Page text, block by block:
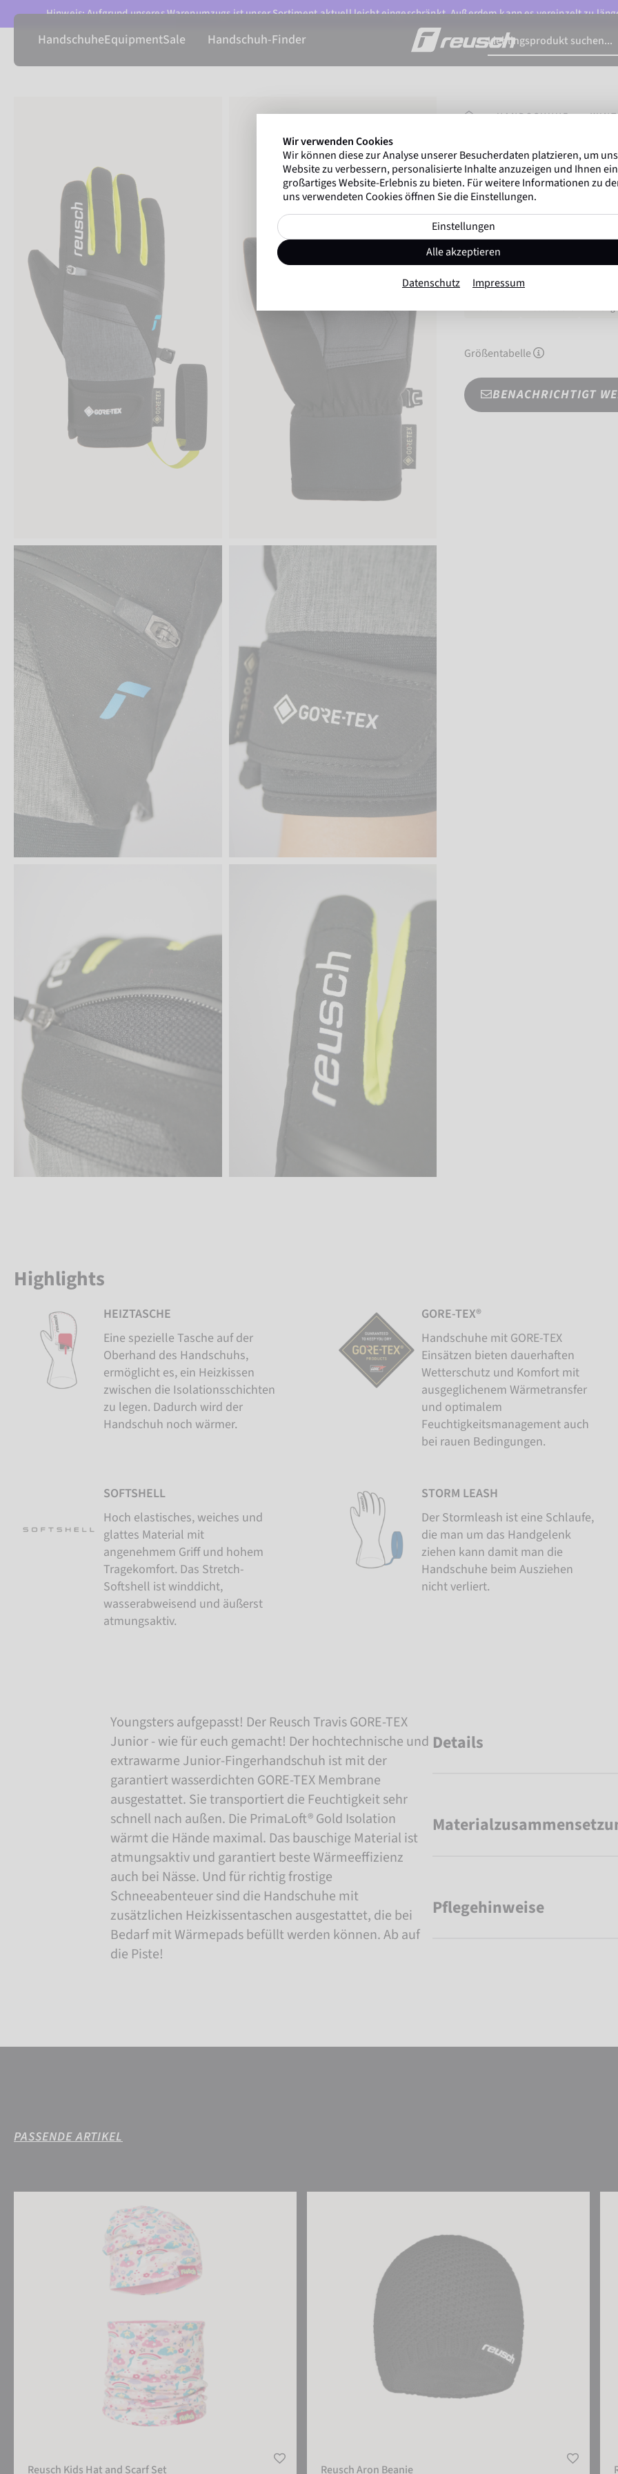
Hinweis: Aufgrund unseres Warenumzugs ist unser Sortiment aktuell leicht eingeschränkt. Außerdem kann es vereinzelt zu
HandschuheEquipmentSale Handschuh-Finder
STARTSEITEHANDSCHUHE
Marco Odermatt
und
Winterathletenweltweit
Reusch Travis
Artikel-Nr. 6261302
Größentabelle
BENACHRICHTIGT
Highlights
HEIZTASCHE
Eine spezielle Tasche auf der
Oberhand des Handschuhs,
ermöglicht es, ein Heizkissen
zwischen die Isolationsschichten
zu legen. Dadurch wird der
Handschuh noch wärmer.
GORE-TEX®
Handschuhe mit GORE-TEX
Einsätzen bieten dauerhaften
Wetterschutz und Komfort mit
ausgeglichenem Wärmetransfer
und optimalem
Feuchtigkeitsmanagement auch
bei rauen Bedingungen.
SOFTSHELL
Hoch elastisches, weiches und
glattes Material mit
angenehmem Griff und hohem
Tragekomfort. Das Stretch-
Softshell ist winddicht,
wasserabweisend und äußerst
atmungsaktiv.
STORM LEASH
Der Stormleash ist eine Schlaufe,
die man um das Handgelenk
ziehen kann damit man die
Handschuhe beim Ausziehen
nicht verliert.
Youngsters aufgepasst! Der Reusch Travis GORE-TEX
Junior - wie für euch gemacht! Der hochtechnische und
extrawarme Junior-Fingerhandschuh ist mit der
garantiert wasserdichten GORE-TEX Membrane
ausgestattet. Sie transportiert die Feuchtigkeit sehr
schnell nach außen. Die PrimaLoft® Gold Isolation
wärmt die Hände maximal. Das bauschige Material ist
atmungsaktiv und garantiert beste Wärmeeffizienz
auch bei Nässe. Und für richtig frostige
Schneeabenteuer sind die Handschuhe mit
zusätzlichen Heizkissentaschen ausgestattet, die bei
Bedarf mit Wärmepads befüllt werden können. Ab auf
die Piste!
Details
Pflegehinweise
PASSENDE ARTIKEL
Reusch Kids Hat and Scarf Set Reusch Aron Beanie
Wir verwenden Cookies
Wir können diese zur Analyse unserer Besucherdaten platzieren, um
Website zu verbessern, personalisierte Inhalte anzuzeigen und Ihnen ein
großartiges Website-Erlebnis zu bieten. Für weitere Informationen zu
uns verwendeten Cookies öffnen Sie die Einstellungen.
Einstellungen
Alle akzeptieren
Datenschutz Impressum